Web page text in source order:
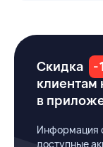
Скидка -
клиентам
в
Информация
доступные